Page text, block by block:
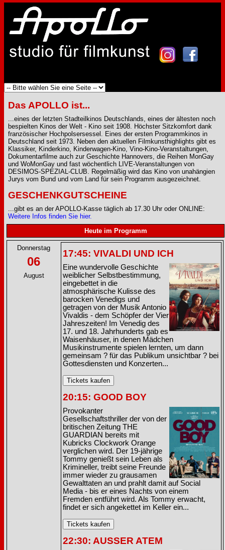
Das APOLLO ist...
...eines der letzten Stadteilkinos Deutschlands, eines der ältesten noch
bespielten Kinos der Welt - Kino seit 1908. Höchster Sitzkomfort dank
französischer Hochpolsersessel. Eines der ersten Programmkinos in
Deutschland seit 1973. Neben den aktuellen Filmkunsthighlights gibt es
Klassiker, Kinderkino, Kinderwagen-Kino, Vino-Kino-Veranstaltungen,
Dokumentarfilme auch zur Geschichte Hannovers, die Reihen MonGay
und WoMonGay und fast wöchentlich LIVE-Veranstaltungen von
DESIMOS-SPEZIAL-CLUB. Regelmäßig wird das Kino von unahängien
Jurys vom Bund und vom Land für sein Programm ausgezeichnet.
GESCHENKGUTSCHEINE
...gibt es an der APOLLO-Kasse täglich ab 17.30 Uhr oder ONLINE:
Weitere Infos finden Sie hier.
Heute im Programm
Donnerstag
06
August
17:45: VIVALDI UND ICH
Eine wundervolle Geschichte
weiblicher Selbstbestimmung,
eingebettet in die
atmosphärische Kulisse des
barocken Venedigs und
getragen von der Musik Antonio
Vivaldis - dem Schöpfer der Vier
Jahreszeiten! Im Venedig des
17. und 18. Jahrhunderts gab es
Waisenhäuser, in denen Mädchen
Musikinstrumente spielen lernten, um dann
gemeinsam ? für das Publikum unsichtbar ? bei
Gottesdiensten und Konzerten...
20:15: GOOD BOY
Provokanter
Gesellschaftsthriller der von der
britischen Zeitung THE
GUARDIAN bereits mit
Kubricks Clockwork Orange
verglichen wird. Der 19-jährige
Tommy genießt sein Leben als
Krimineller, treibt seine Freunde
immer wieder zu grausamen
Gewalttaten an und prahlt damit auf Social
Media - bis er eines Nachts von einem
Fremden entführt wird. Als Tommy erwacht,
findet er sich angekettet im Keller ein...
22:30: AUSSER ATEM